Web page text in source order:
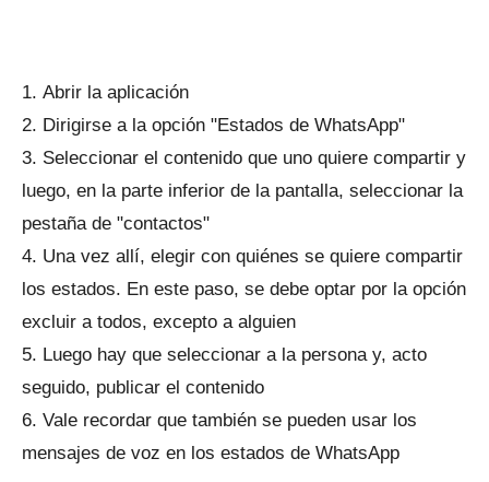
Abrir la aplicación
Dirigirse a la opción "Estados de WhatsApp"
Seleccionar el contenido que uno quiere compartir y
luego, en la parte inferior de la pantalla, seleccionar la
pestaña de "contactos"
Una vez allí, elegir con quiénes se quiere compartir
los estados. En este paso, se debe optar por la opción
excluir a todos, excepto a alguien
Luego hay que seleccionar a la persona y, acto
seguido, publicar el contenido
Vale recordar que también se pueden usar los
mensajes de voz en los estados de WhatsApp